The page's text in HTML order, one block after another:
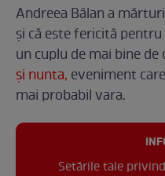
Andreea Bălan a
și că este fericită
un cuplu de mai bine de
și nunta, eveniment
mai probabil vara.
Setările tale